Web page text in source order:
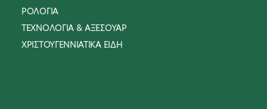
| Antistress
| Κήπος
| Βεντάλιες &
ΡΟΛΟΓΙΑ
ΤΕΧΝΟΛΟΓΙΑ & ΑΞΕΣΟΥΑΡ
ΧΡΙΣΤΟΥΓΕΝΝΙΑΤΙΚΑ ΕΙΔΗ